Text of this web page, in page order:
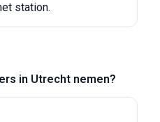
station.
in Utrecht nemen?